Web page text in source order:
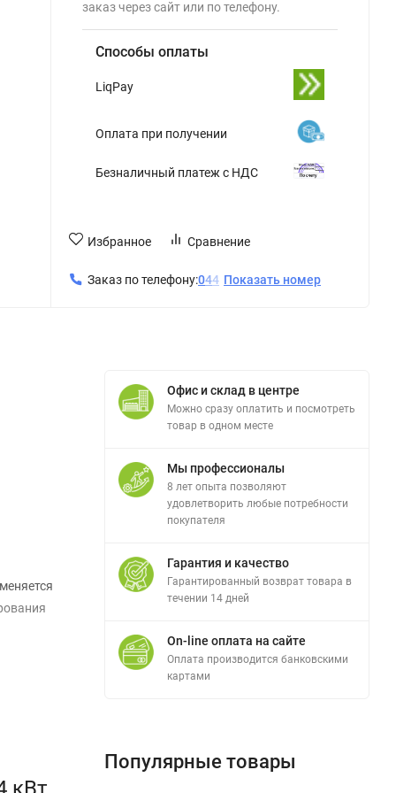
заказ через сайт или по телефону.
Способы оплаты
LiqPay
Оплата при получении
Безналичный платеж с НДС
Избранное Сравнение
Заказ по телефону:044 Показать номер
Офис и склад в центре
Можно сразу оплатить и посмотреть
товар в одном месте
Мы профессионалы
8 лет опыта позволяют
удовлетворить любые потребности
покупателя
Гарантия и качество
Гарантированный возврат товара в
течении 14 дней
On-line оплата на сайте
Оплата производится банковскими
картами
Популярные товары